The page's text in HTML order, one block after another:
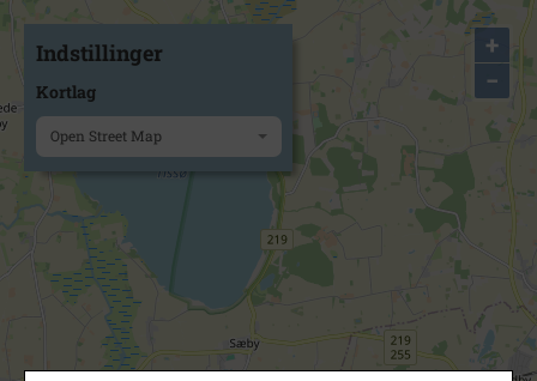
+
−
Indstillinger
Kortlag
Open Street Map